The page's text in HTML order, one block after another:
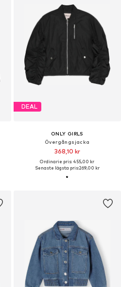
DEAL
ONLY GIRLS
Övergångsjacka
368,10 kr
Ordinarie pris: 455,00 kr
Senaste lägsta pris:269,00 kr